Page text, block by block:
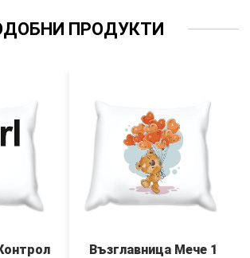
ПРОДУКТИ
Възглавница Мече 1